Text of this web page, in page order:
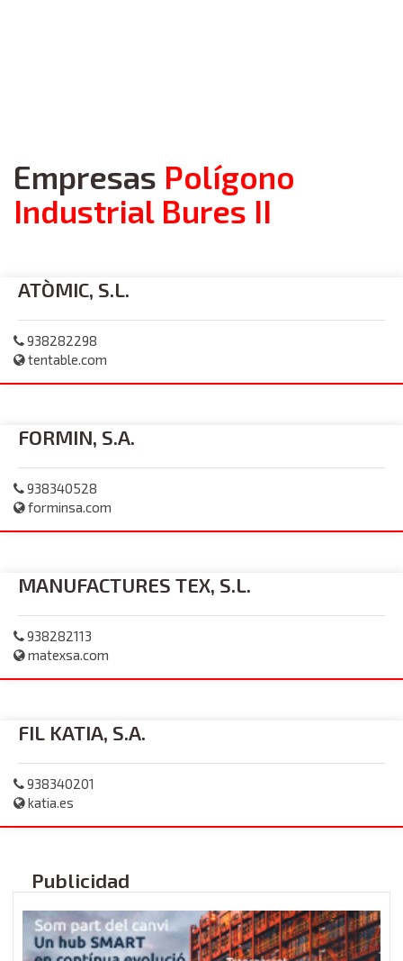
Empresas Polígono
Industrial Bures II
ATÒMIC, S.L.
938282298
tentable.com
FORMIN, S.A.
938340528
forminsa.com
MANUFACTURES TEX, S.L.
938282113
matexsa.com
FIL KATIA, S.A.
938340201
katia.es
Publicidad